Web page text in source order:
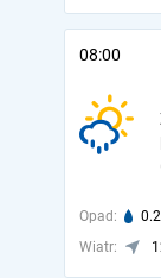
08:00
Opad:
Wiatr: